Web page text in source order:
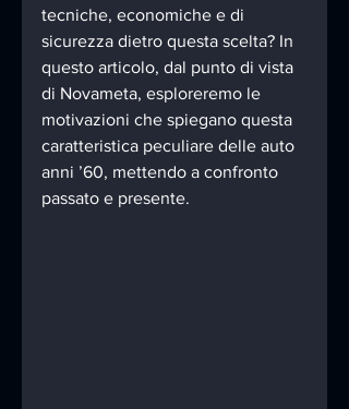
tecniche, economiche e di
sicurezza dietro questa scelta? In
questo articolo, dal punto di vista
di Novameta, esploreremo le
motivazioni che spiegano questa
caratteristica peculiare delle auto
anni ’60, mettendo a confronto
passato e presente.